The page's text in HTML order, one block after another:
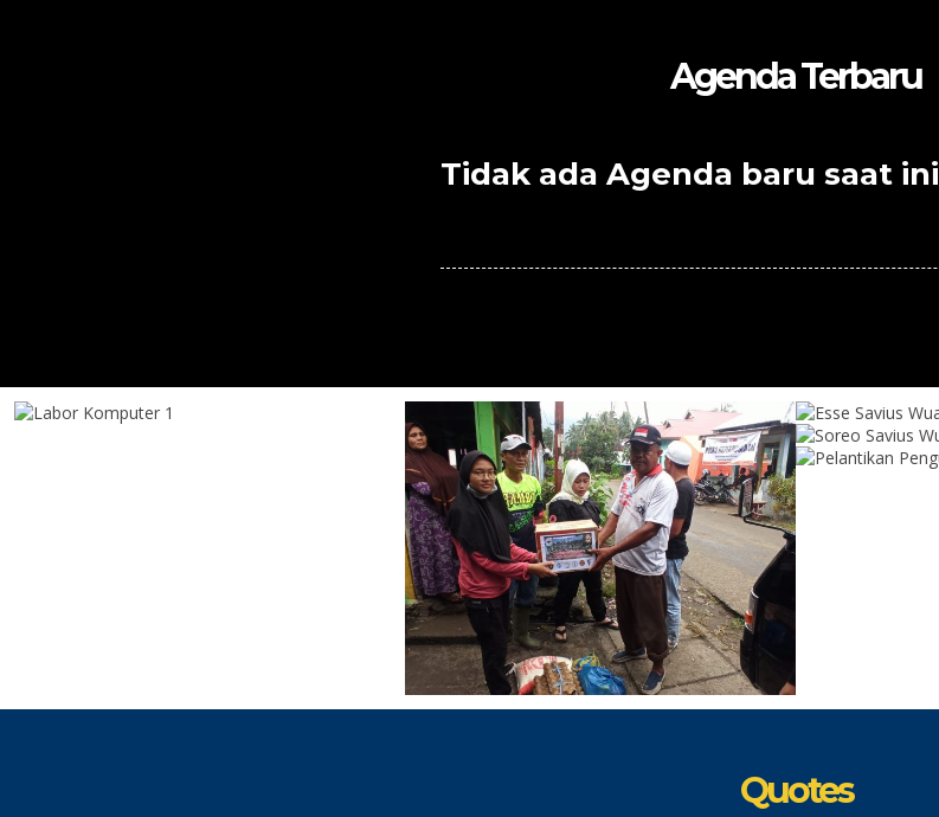
Agenda Terbaru
Tidak ada Agenda baru saat ini
Quotes